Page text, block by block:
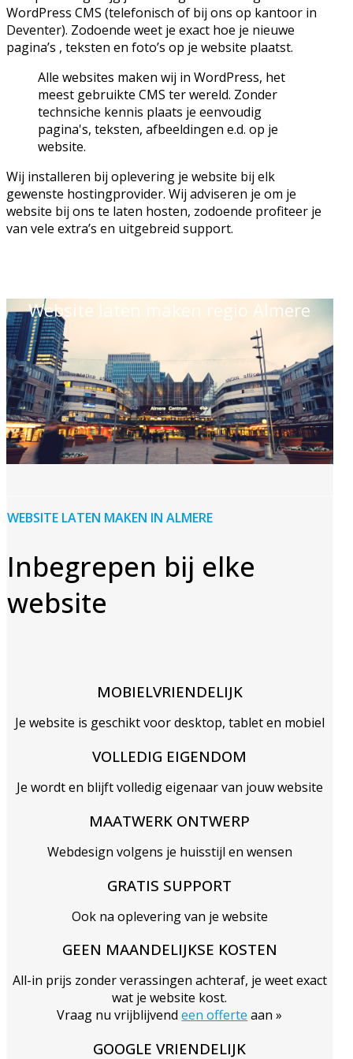
WordPress CMS (telefonisch of bij ons op kantoor in
Deventer). Zodoende weet je exact hoe je nieuwe
pagina’s , teksten en foto’s op je website plaatst.
Alle websites maken wij in WordPress, het
meest gebruikte CMS ter wereld. Zonder
technsiche kennis plaats je eenvoudig
pagina's, teksten, afbeeldingen e.d. op je
website.
Wij installeren bij oplevering je website bij elk
gewenste hostingprovider. Wij adviseren je om je
website bij ons te laten hosten, zodoende profiteer je
van vele extra’s en uitgebreid support.
Website laten maken regio Almere
WEBSITE LATEN MAKEN IN ALMERE
Inbegrepen bij elke
website
MOBIELVRIENDELIJK
Je website is geschikt voor desktop, tablet en mobiel
VOLLEDIG EIGENDOM
Je wordt en blijft volledig eigenaar van jouw website
MAATWERK ONTWERP
Webdesign volgens je huisstijl en wensen
GRATIS SUPPORT
Ook na oplevering van je website
GEEN MAANDELIJKSE KOSTEN
All-in prijs zonder verassingen achteraf, je weet exact
wat je website kost.
Vraag nu vrijblijvendeen offerte aan »
GOOGLE VRIENDELIJK